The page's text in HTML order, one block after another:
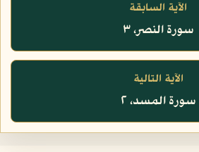
الآية السابقة
سورة النصر، ٣
الآية التالية
سورة المسد، ٢